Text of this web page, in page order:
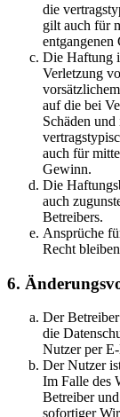
die
gilt auch für
entgangenen
Die Haftung
Verletzung
auf die bei
Schäden
auch für
Gewinn.
Die
auch
Betreibers.
Ansprüche
Recht
6.
Der
die
Nutzer per
Der Nutzer
Im Falle des
Betreiber
sofortiger